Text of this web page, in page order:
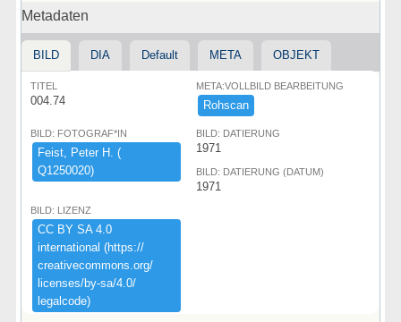
Metadaten
BILD DIA Default META OBJEKT
TITEL
004.74
META:VOLLBILD BEARBEITUNG
Rohscan
BILD: FOTOGRAF*IN
Feist,​ ​Peter ​H.​ ​(​
Q1250020)​
BILD: DATIERUNG
1971
BILD: DATIERUNG (DATUM)
1971
BILD: LIZENZ
CC ​BY ​SA ​4.​0 ​
international ​(​https:​/​/​
creativecommons.​org/​
licenses/​by-​sa/​4.​0/​
legalcode)​